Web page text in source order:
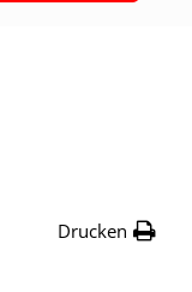
Drucken